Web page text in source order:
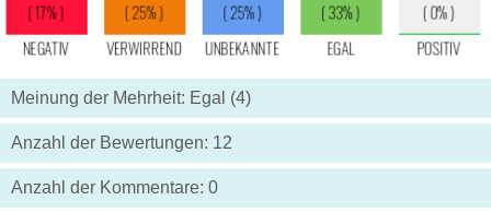
Meinung der Mehrheit: Egal (4)
Anzahl der Bewertungen: 12
Anzahl der Kommentare: 0